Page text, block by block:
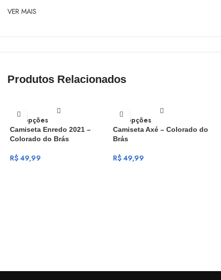
VER MAIS
Produtos Relacionados
Ver opções
Camiseta Enredo 2021 –
Colorado do Brás
R$ 49,99
Ver opções
Camiseta Axé – Colorado do
Brás
R$49,99